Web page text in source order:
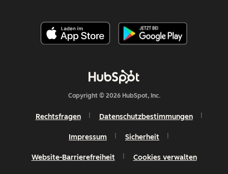
Copyright © 2026 HubSpot, Inc.
Rechtsfragen Datenschutzbestimmungen
Impressum Sicherheit
Website-Barrierefreiheit Cookies verwalten